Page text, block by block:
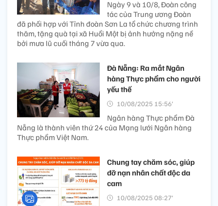
Ngày 9 và 10/8, Đoàn công
tác của Trung ương Đoàn
đã phối hợp với Tỉnh đoàn Sơn La tổ chức chương trình
thăm, tặng quà tại xã Huổi Một bị ảnh hưởng nặng nề
bởi mưa lũ cuối tháng 7 vừa qua.
Đà Nẵng: Ra mắt Ngân
hàng Thực phẩm cho người
yếu thế
10/08/2025 15:56’
Ngân hàng Thực phẩm Đà
Nẵng là thành viên thứ 24 của Mạng lưới Ngân hàng
Thực phẩm Việt Nam.
Chung tay chăm sóc, giúp
đỡ nạn nhân chất độc da
cam
10/08/2025 08:27’